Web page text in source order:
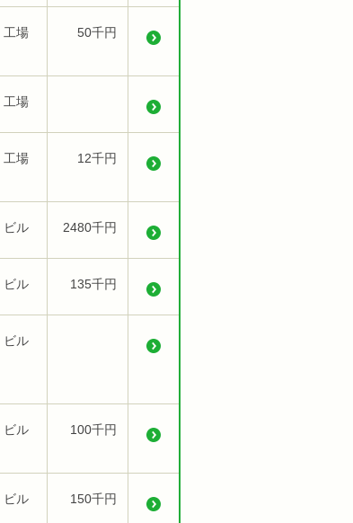
工場 50千円
工場
工場 12千円
ビル 2480千円
ビル 135千円
ビル
ビル 100千円
ビル 150千円